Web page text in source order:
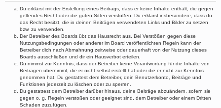
Du erklärst mit der Erstellung eines Beitrags, dass er keine Inhalte enthält, die gegen
geltendes Recht oder die guten Sitten verstoßen. Du erklärst insbesondere, dass du
das Recht besitzt, die in deinen Beiträgen verwendeten Links und Bilder zu setzen
bzw. zu verwenden.
Der Betreiber des Boards übt das Hausrecht aus. Bei Verstößen gegen diese
Nutzungsbedingungen oder anderer im Board veröffentlichten Regeln kann der
Betreiber dich nach Abmahnung zeitweise oder dauerhaft von der Nutzung dieses
Boards ausschließen und dir ein Hausverbot erteilen.
Du nimmst zur Kenntnis, dass der Betreiber keine Verantwortung für die Inhalte von
Beiträgen übernimmt, die er nicht selbst erstellt hat oder die er nicht zur Kenntnis
genommen hat. Du gestattest dem Betreiber, dein Benutzerkonto, Beiträge und
Funktionen jederzeit zu löschen oder zu sperren.
Du gestattest dem Betreiber darüber hinaus, deine Beiträge abzuändern, sofern sie
gegen o. g. Regeln verstoßen oder geeignet sind, dem Betreiber oder einem Dritten
Schaden zuzufügen.